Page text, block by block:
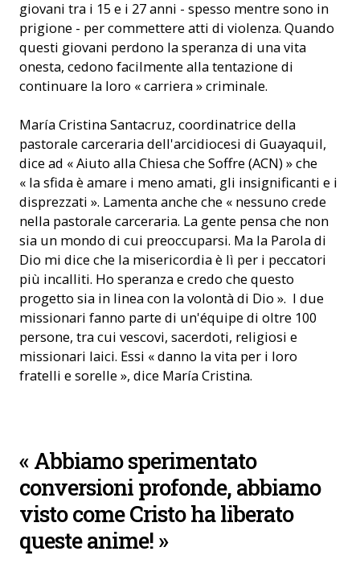
giovani tra i 15 e i 27 anni - spesso mentre sono in
prigione - per commettere atti di violenza. Quando
questi giovani perdono la speranza di una vita
onesta, cedono facilmente alla tentazione di
continuare la loro « carriera » criminale.
María Cristina Santacruz, coordinatrice della
pastorale carceraria dell'arcidiocesi di Guayaquil,
dice ad « Aiuto alla Chiesa che Soffre (ACN) » che
« la sfida è amare i meno amati, gli insignificanti e i
disprezzati ». Lamenta anche che « nessuno crede
nella pastorale carceraria. La gente pensa che non
sia un mondo di cui preoccuparsi. Ma la Parola di
Dio mi dice che la misericordia è lì per i peccatori
più incalliti. Ho speranza e credo che questo
progetto sia in linea con la volontà di Dio ». I due
missionari fanno parte di un'équipe di oltre 100
persone, tra cui vescovi, sacerdoti, religiosi e
missionari laici. Essi « danno la vita per i loro
fratelli e sorelle », dice María Cristina.
« Abbiamo sperimentato
conversioni profonde, abbiamo
visto come Cristo ha liberato
queste anime! »